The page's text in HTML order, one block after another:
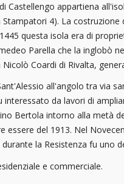
Castellengo appartiena
Stampatori 4). La
questa isola era di
Parella che la inglobò
Coardi di Rivalta,
all'angolo tra via
interessato da lavori di
Bertola intorno alla metà
essere del 1913. Nel
la Resistenza fu uno
e commerciale.